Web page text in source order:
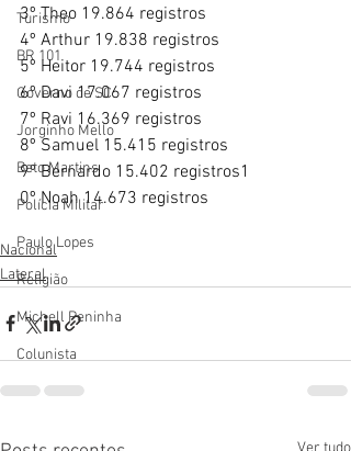
Turismo
BR 101
Governo de SC
Jorginho Mello
Beto Martins
Polícia Militar
Paulo Lopes
Religião
Michell Peninha
Colunista
3º Theo 19.864 registros
4º Arthur 19.838 registros
5º Heitor 19.744 registros
6º Davi 17.067 registros
7º Ravi 16.369 registros
8º Samuel 15.415 registros
9º Bernardo 15.402 registros1
0º Noah 14.673 registros
Nacional
Lateral